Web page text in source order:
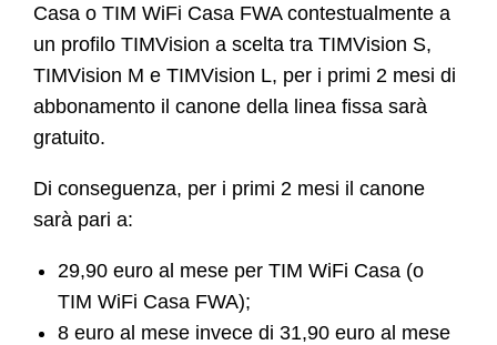
Casa o TIM WiFi Casa FWA contestualmente a
un profilo TIMVision a scelta tra TIMVision S,
TIMVision M e TIMVision L, per i primi 2 mesi di
abbonamento il canone della linea fissa sarà
gratuito.
Di conseguenza, per i primi 2 mesi il canone
sarà pari a:
29,90 euro al mese per TIM WiFi Casa (o
TIM WiFi Casa FWA);
8 euro al mese invece di 31,90 euro al mese